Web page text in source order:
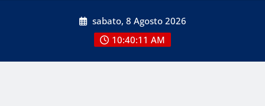
sabato, 8 Agosto 2026
10:40:11 AM